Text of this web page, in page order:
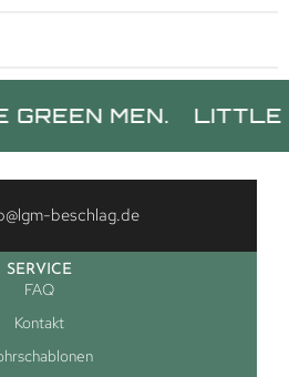
MEN. LITTLE
beschlag.de
SERVICE
FAQ
Kontakt